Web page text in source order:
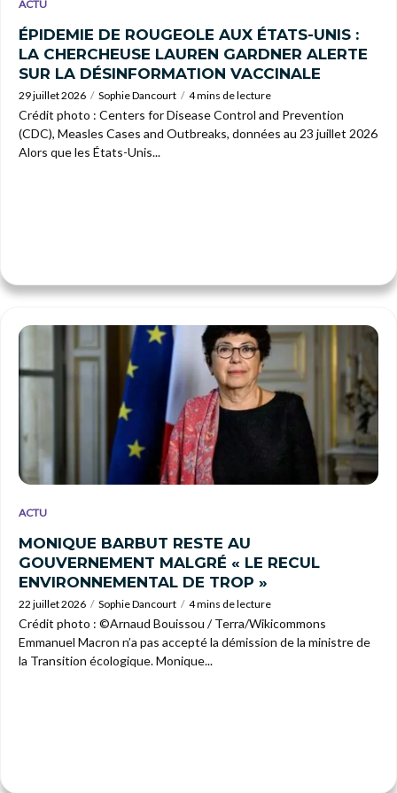
ACTU
ÉPIDEMIE DE ROUGEOLE AUX ÉTATS-UNIS :
LA CHERCHEUSE LAUREN GARDNER ALERTE
SUR LA DÉSINFORMATION VACCINALE
29 juillet 2026 Sophie Dancourt 4 mins de lecture
Crédit photo : Centers for Disease Control and Prevention
(CDC), Measles Cases and Outbreaks, données au 23 juillet 2026
Alors que les États-Unis...
ACTU
MONIQUE BARBUT RESTE AU
GOUVERNEMENT MALGRÉ « LE RECUL
ENVIRONNEMENTAL DE TROP »
22 juillet 2026 Sophie Dancourt 4 mins de lecture
Crédit photo : ©Arnaud Bouissou / Terra/Wikicommons
Emmanuel Macron n’a pas accepté la démission de la ministre de
la Transition écologique. Monique...